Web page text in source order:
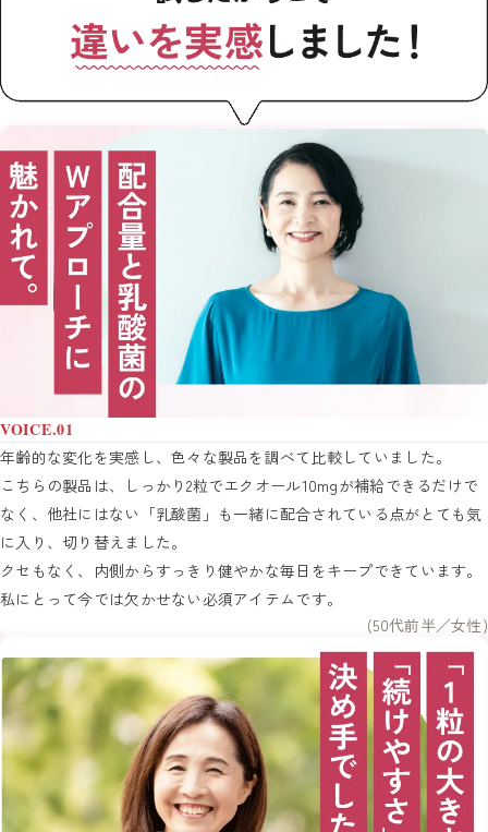
VOICE.01
年齢的な変化を実感し、色々な製品を調べて比較していました。
こちらの製品は、しっかり2粒でエクオール10mgが補給できるだけで
なく、他社にはない「乳酸菌」も一緒に配合されている点がとても気
に入り、切り替えました。
クセもなく、内側からすっきり健やかな毎日をキープできています。
私にとって今では欠かせない必須アイテムです。
(50代前半／女性)